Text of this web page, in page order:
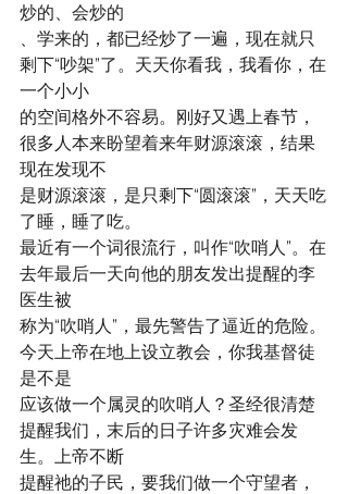
炒的、会炒的
、学来的，都已经炒了一遍，现在就只
剩下“吵架”了。天天你看我，我看你，在
一个小小
的空间格外不容易。刚好又遇上春节，
很多人本来盼望着来年财源滚滚，结果
现在发现不
是财源滚滚，是只剩下“圆滚滚”，天天吃
了睡，睡了吃。
最近有一个词很流行，叫作“吹哨人”。在
去年最后一天向他的朋友发出提醒的李
医生被
称为“吹哨人”，最先警告了逼近的危险。
今天上帝在地上设立教会，你我基督徒
是不是
应该做一个属灵的吹哨人？圣经很清楚
提醒我们，末后的日子许多灾难会发
生。上帝不断
提醒祂的子民，要我们做一个守望者，